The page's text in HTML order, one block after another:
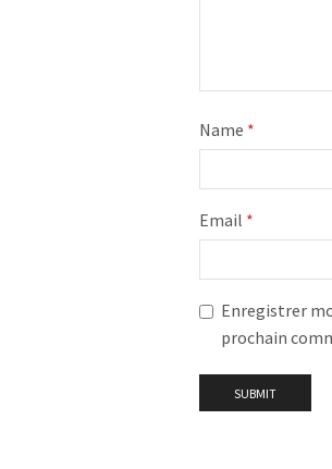
Name *
Email *
Enregistrer
prochain